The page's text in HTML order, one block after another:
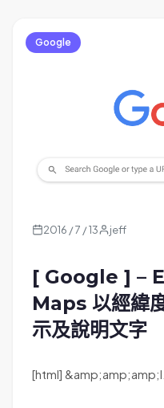
Google
2016 / 7 / 13 jeff
[ Google ] –
Maps 以經緯
示及說明文字
[html] &amp;amp;amp;l…